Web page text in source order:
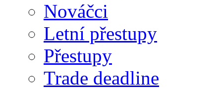
Nováčci
Letní přestupy
Přestupy
Trade deadline